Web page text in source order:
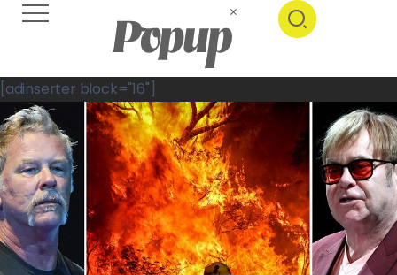
[adinserter block="16"]